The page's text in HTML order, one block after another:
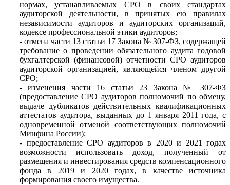
нормах, устанавливаемых СРО в своих стандартах
аудиторской деятельности, в принятых ею правилах
независимости аудиторов и аудиторских организаций,
кодексе профессиональной этики аудиторов;
- отмена части 13 статьи 17 Закона № 307-ФЗ, содержащей
требование о проведении обязательного аудита годовой
бухгалтерской (финансовой) отчетности СРО аудиторов
аудиторской организацией, являющейся членом другой
СРО;
- изменения части 16 статьи 23 Закона № 307-ФЗ
(предоставление СРО аудиторов полномочий по обмену,
выдаче дубликатов действительных квалификационных
аттестатов аудитора, выданных до 1 января 2011 года, с
одновременной отменой соответствующих полномочий
Минфина России);
- предоставление СРО аудиторов в 2020 и 2021 годах
возможности использовать доход, полученный от
размещения и инвестирования средств компенсационного
фонда в 2019 и 2020 годах, в качестве источника
формирования своего имущества.